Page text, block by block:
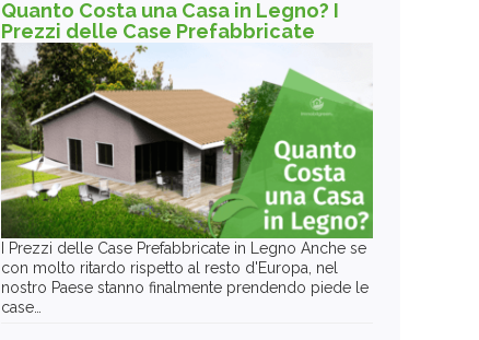
Quanto Costa una Casa in Legno? I
Prezzi delle Case Prefabbricate
I Prezzi delle Case Prefabbricate in Legno Anche se
con molto ritardo rispetto al resto d'Europa, nel
nostro Paese stanno finalmente prendendo piede le
case…